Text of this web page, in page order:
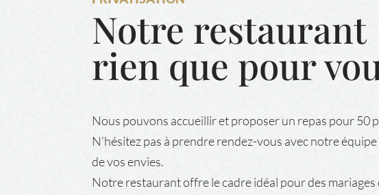
Notre restaurant
rien que pour
Nous pouvons accueillir et proposer un repas pour 50
N’hésitez pas à prendre rendez-vous avec notre
de vos envies.
Notre restaurant offre le cadre idéal pour des mariages